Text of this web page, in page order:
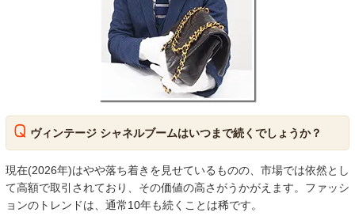
ヴィンテージ シャネルブームはいつまで続くでしょうか？
現在(2026年)はやや落ち着きを見せているものの、市場では依然とし
て高額で取引されており、その価値の高さがうかがえます。ファッシ
ョンのトレンドは、通常10年も続くことは稀です。